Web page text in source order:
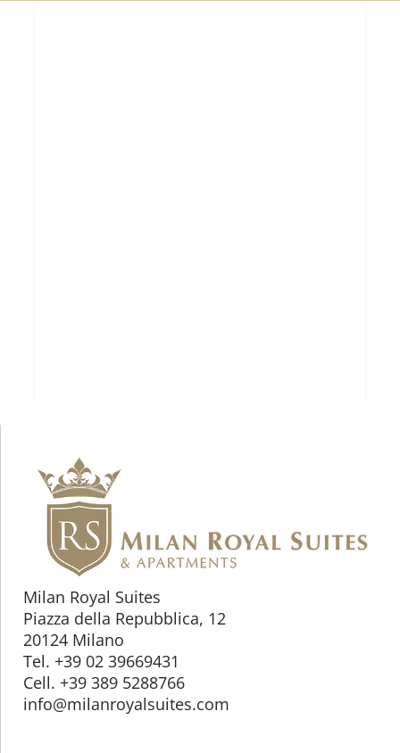
Milan Royal Suites
Piazza della Repubblica, 12
20124 Milano
Tel. +39 02 39669431
Cell. +39 389 5288766
info@milanroyalsuites.com